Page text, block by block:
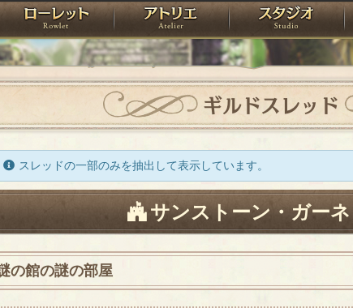
神殿 ローレット アトリエ
ギルドスレッド
スレッドの一部のみを抽出して表示しています。
サンストーン・ガー
の館の謎の部屋